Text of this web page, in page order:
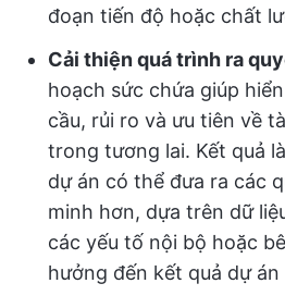
đoạn tiến độ hoặc chất
Cải thiện quá trình ra
hoạch sức chứa giúp
cầu, rủi ro và ưu tiên về
trong tương lai. Kết quả
dự án có thể đưa ra các
minh hơn, dựa trên dữ
các yếu tố nội bộ hoặc
hưởng đến kết quả dự án